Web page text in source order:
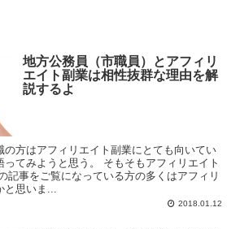
地方公務員（市職員）とアフィリ
エイト副業は相性抜群な理由を解
説するよ
の方はアフィリエイト副業にとても向いてい
ってみようと思う。 そもそもアフィリエイト
記事をご覧になっている方の多くはアフィリ
思いま...
2018.01.12